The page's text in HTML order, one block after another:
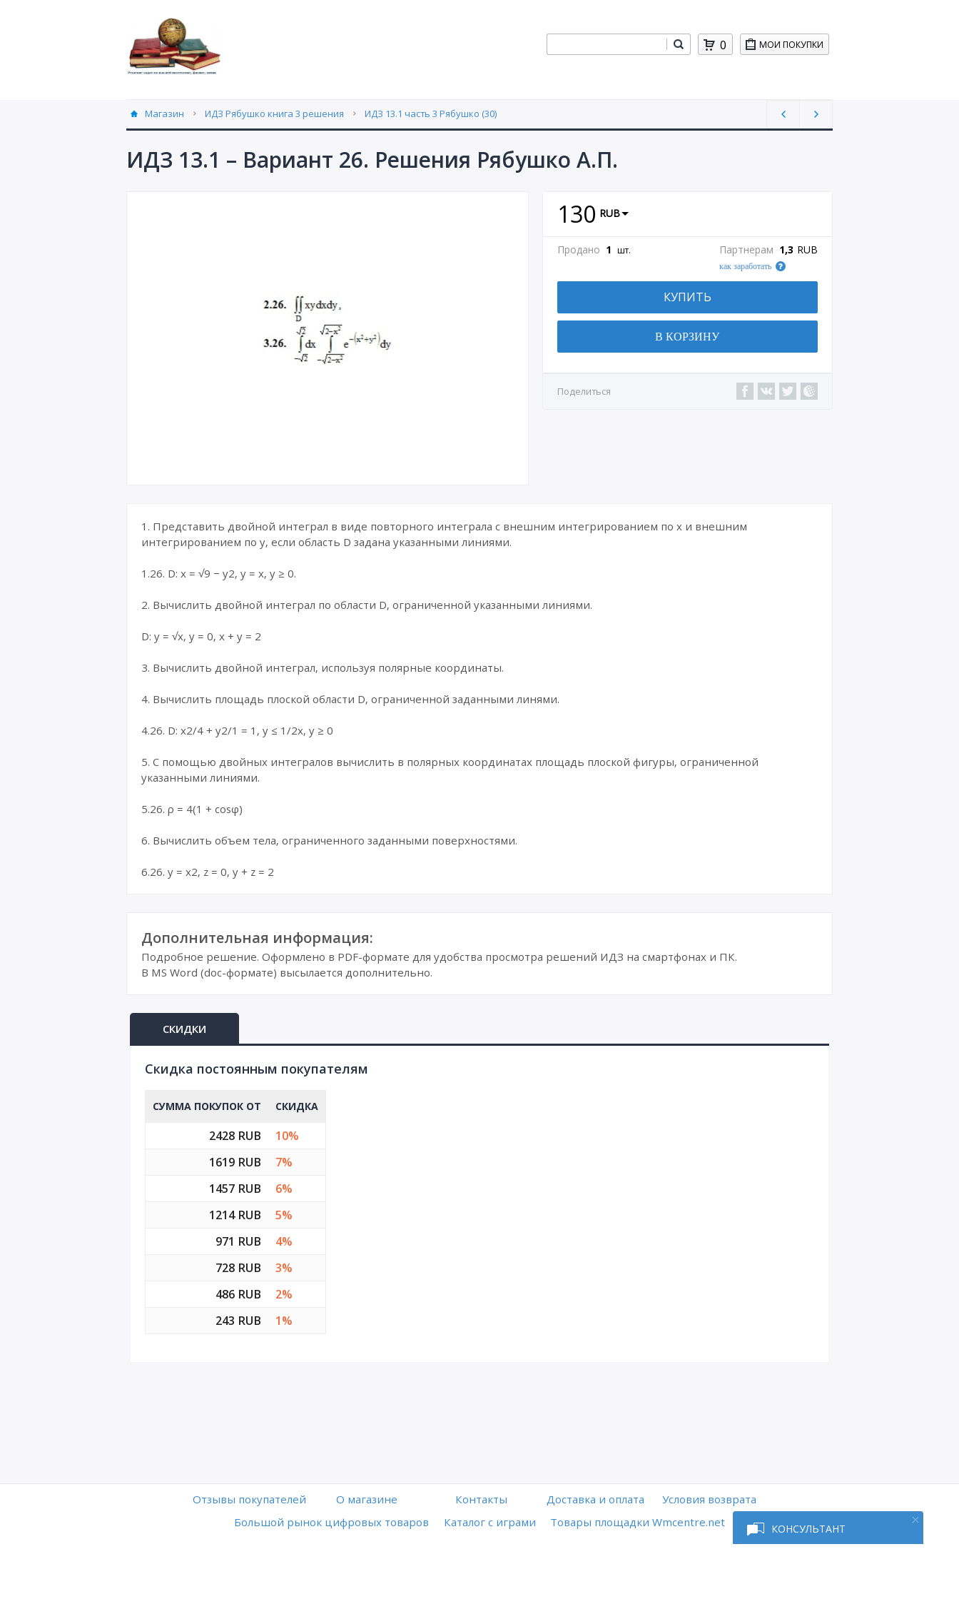
КОНСУЛЬТАНТ
МОИ ПОКУПКИ
0
Магазин ИДЗ Рябушко книга 3 решения ИДЗ 13.1 часть 3 Рябушко (30)
ИДЗ 13.1 – Вариант 26. Решения Рябушко А.П.
130 RUB
Продано 1 шт. Партнерам 1,3 RUB
как заработать
КУПИТЬ
В КОРЗИНУ
Поделиться
1. Представить двойной интеграл в виде повторного интеграла с внешним интегрированием по х и внешним
интегрированием по y, если область D задана указанными линиями.
1.26. D: x = √9 − y2, y = x, y ≥ 0.
2. Вычислить двойной интеграл по области D, ограниченной указанными линиями.
D: y = √x, y = 0, x + y = 2
3. Вычислить двойной интеграл, используя полярные координаты.
4. Вычислить площадь плоской области D, ограниченной заданными линями.
4.26. D: x2/4 + y2/1 = 1, y ≤ 1/2x, y ≥ 0
5. С помощью двойных интегралов вычислить в полярных координатах площадь плоской фигуры, ограниченной
указанными линиями.
5.26. ρ = 4(1 + cosφ)
6. Вычислить объем тела, ограниченного заданными поверхностями.
6.26. y = x2, z = 0, y + z = 2
Дополнительная информация:
Подробное решение. Оформлено в PDF-формате для удобства просмотра решений ИДЗ на смартфонах и ПК.
В MS Word (doc-формате) высылается дополнительно.
СКИДКИ
Cкидка постоянным покупателям
СУММА ПОКУПОК ОТ СКИДКА
2428 RUB
10%
1619 RUB
7%
1457 RUB
6%
1214 RUB
5%
971 RUB
4%
728 RUB
3%
486 RUB
2%
243 RUB
1%
Отзывы покупателей O магазине Контакты Доставка и оплата
Условия возврата
Большой рынок цифровых товаров
Каталог с играми Товары площадки Wmcentre.net